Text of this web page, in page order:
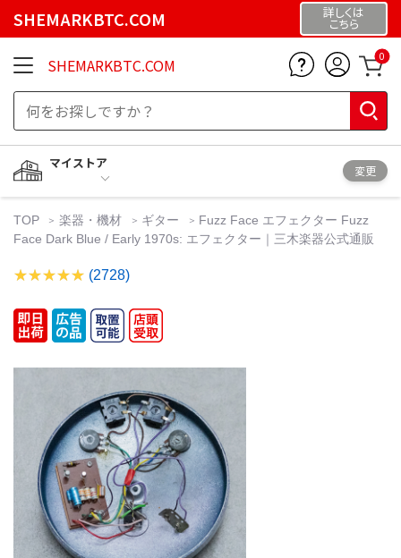
SHEMARKBTC.COM 詳しくは
こちら
SHEMARKBTC.COM 0
マイストア
変更
TOP 楽器・機材 ギター
Fuzz Face エフェクター Fuzz
Face Dark Blue / Early 1970s: エフェクター｜三木楽器公式通販
(2728)